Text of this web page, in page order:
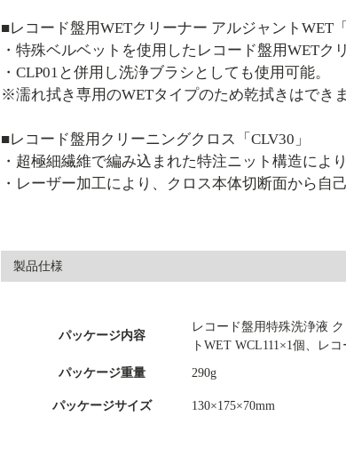
■レコード盤用WETクリーナー アルジャントWET「
・特殊ベルベットを使用したレコード盤用WETク
・CLP01と併用し洗浄ブラシとしても使用可能。
※濡れ拭き専用のWETタイプのため乾拭きはできま
■レコード盤用クリーニングクロス「CLV30」
・超極細繊維で編み込まれた特注ニット構造によ
・レーザー加工により、クロス本体切断面から自
製品仕様
パッケージ内容
レコード盤用特殊洗浄液
トWET WCL111×1個、レ
パッケージ重量 290g
パッケージサイズ 130×175×70mm